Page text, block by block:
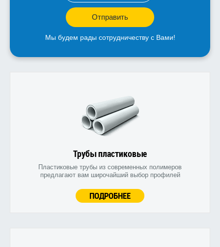
Отправить
Мы будем рады сотрудничеству с Вами!
Трубы пластиковые
Пластиковые трубы из современных полимеров
предлагают вам широчайший выбор профилей
ПОДРОБНЕЕ